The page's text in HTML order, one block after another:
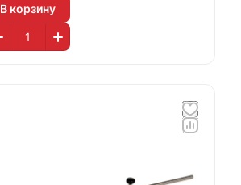
В корзину